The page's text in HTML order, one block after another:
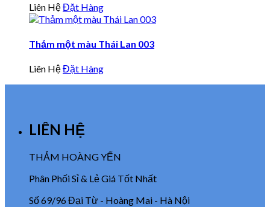
Liên HệĐặt Hàng
Thảm một màu Thái Lan 003
Liên HệĐặt Hàng
LIÊN HỆ
THẢM HOÀNG YẾN
Phân Phối Sỉ & Lẻ Giá Tốt Nhất
Số 69/96 Đại Từ - Hoàng Mai - Hà Nội